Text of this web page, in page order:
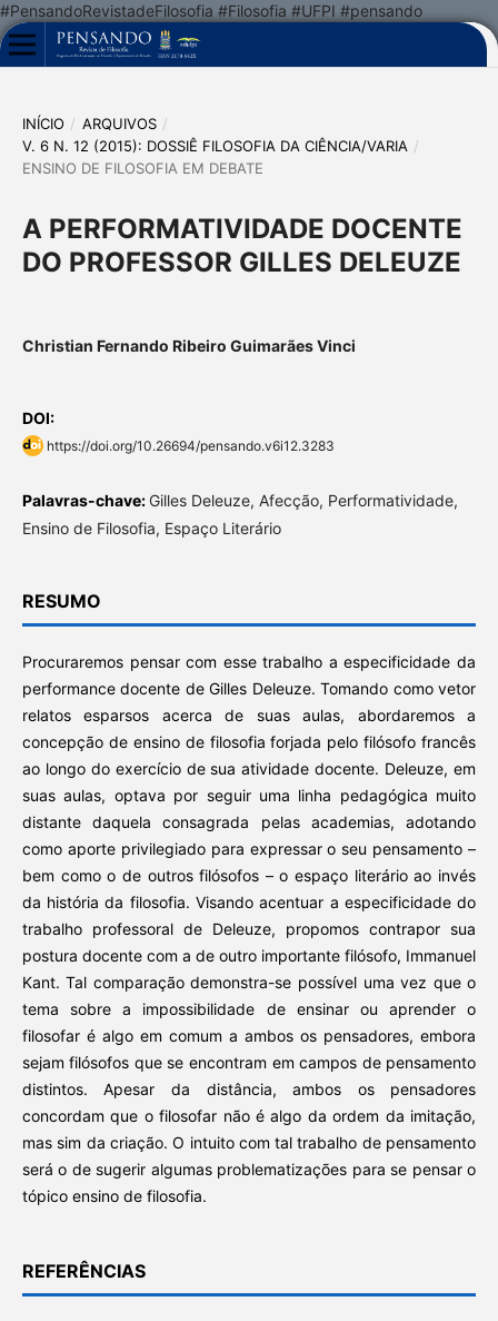
#PensandoRevistadeFilosofia #Filosofia #UFPI #pensando
INÍCIO / ARQUIVOS /
V. 6 N. 12 (2015): DOSSIÊ FILOSOFIA DA CIÊNCIA/VARIA /
ENSINO DE FILOSOFIA EM DEBATE
A PERFORMATIVIDADE DOCENTE
DO PROFESSOR GILLES DELEUZE
Christian Fernando Ribeiro Guimarães Vinci
DOI:
https://doi.org/10.26694/pensando.v6i12.3283
Palavras-chave: Gilles Deleuze, Afecção, Performatividade,
Ensino de Filosofia, Espaço Literário
RESUMO
Procuraremos pensar com esse trabalho a especificidade da
performance docente de Gilles Deleuze. Tomando como vetor
relatos esparsos acerca de suas aulas, abordaremos a
concepção de ensino de filosofia forjada pelo filósofo francês
ao longo do exercício de sua atividade docente. Deleuze, em
suas aulas, optava por seguir uma linha pedagógica muito
distante daquela consagrada pelas academias, adotando
como aporte privilegiado para expressar o seu pensamento –
bem como o de outros filósofos – o espaço literário ao invés
da história da filosofia. Visando acentuar a especificidade do
trabalho professoral de Deleuze, propomos contrapor sua
postura docente com a de outro importante filósofo, Immanuel
Kant. Tal comparação demonstra-se possível uma vez que o
tema sobre a impossibilidade de ensinar ou aprender o
filosofar é algo em comum a ambos os pensadores, embora
sejam filósofos que se encontram em campos de pensamento
distintos. Apesar da distância, ambos os pensadores
concordam que o filosofar não é algo da ordem da imitação,
mas sim da criação. O intuito com tal trabalho de pensamento
será o de sugerir algumas problematizações para se pensar o
tópico ensino de filosofia.
REFERÊNCIAS